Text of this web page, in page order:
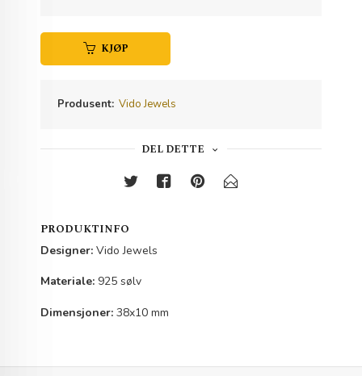
KJØP
Produsent: Vido Jewels
DEL DETTE
PRODUKTINFO
Designer: Vido Jewels
Materiale: 925 sølv
Dimensjoner: 38x10 mm